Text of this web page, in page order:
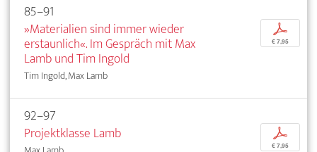
85–91
»Materialien sind immer wieder
erstaunlich«. Im Gespräch mit Max
Lamb und Tim Ingold
Tim Ingold, Max Lamb
p
€ 7,95
92–97
Projektklasse Lamb
p
€ 7,95